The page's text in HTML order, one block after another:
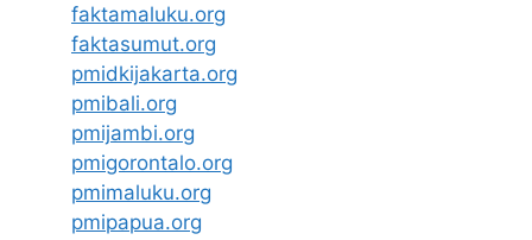
faktamaluku.org
faktasumut.org
pmidkijakarta.org
pmibali.org
pmijambi.org
pmigorontalo.org
pmimaluku.org
pmipapua.org